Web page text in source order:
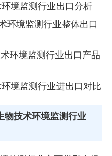
境监测行业出口分析
环境监测行业整体出口
环境监测行业出口产品
境监测行业进出口对比
物技术环境监测行业